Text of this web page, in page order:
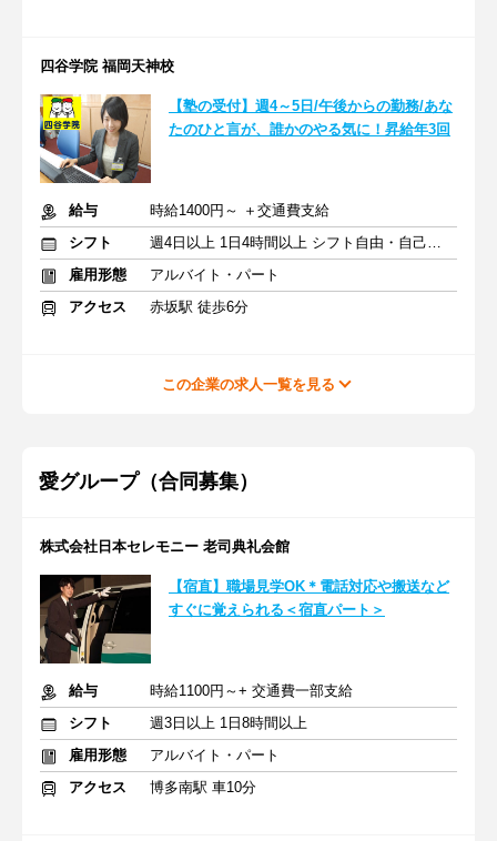
四谷学院 福岡天神校
【塾の受付】週4～5日/午後からの勤務/あな
たのひと言が、誰かのやる気に！昇給年3回
給与
時給1400円～ ＋交通費支給
シフト
週4日以上 1日4時間以上 シフト自由・自己申告
雇用形態
アルバイト・パート
アクセス
赤坂駅 徒歩6分
この企業の求人一覧を見る
愛グループ（合同募集）
株式会社日本セレモニー 老司典礼会館
【宿直】職場見学OK＊電話対応や搬送など
すぐに覚えられる＜宿直パート＞
給与
時給1100円～+ 交通費一部支給
シフト
週3日以上 1日8時間以上
雇用形態
アルバイト・パート
アクセス
博多南駅 車10分